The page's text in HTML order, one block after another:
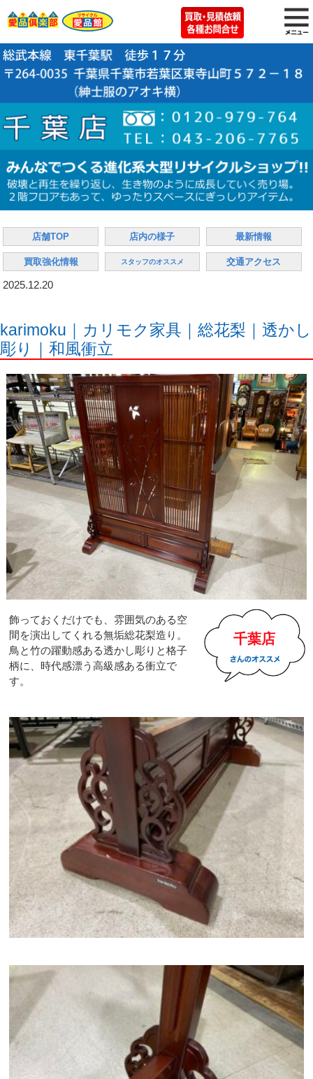
店舗TOP 店内の様子 最新情報
買取強化情報 スタッフのオススメ 交通アクセス
2025.12.20
karimoku｜カリモク家具｜総花梨｜透かし
彫り｜和風衝立
千葉店
飾っておくだけでも、雰囲気のある空
間を演出してくれる無垢総花梨造り。
鳥と竹の躍動感ある透かし彫りと格子
柄に、時代感漂う高級感ある衝立で
す。